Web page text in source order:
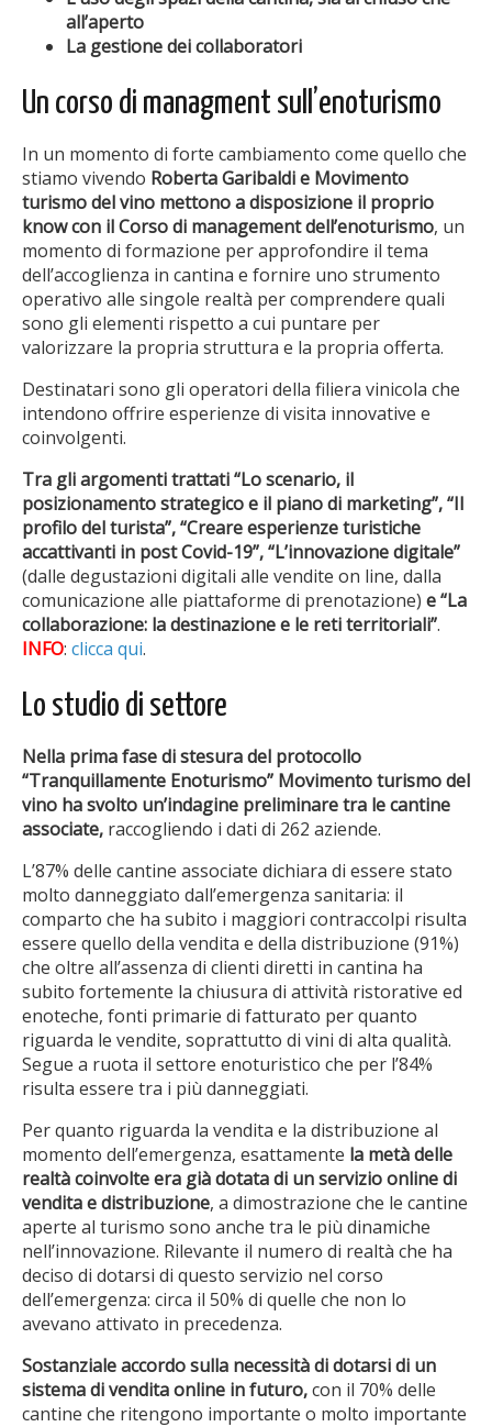
all’aperto
La gestione dei collaboratori
Un corso di managment sull’enoturismo
In un momento di forte cambiamento come quello che
stiamo vivendo Roberta Garibaldi e Movimento
turismo del vino mettono a disposizione il proprio
know con il Corso di management dell’enoturismo, un
momento di formazione per approfondire il tema
dell’accoglienza in cantina e fornire uno strumento
operativo alle singole realtà per comprendere quali
sono gli elementi rispetto a cui puntare per
valorizzare la propria struttura e la propria offerta.
Destinatari sono gli operatori della filiera vinicola che
intendono offrire esperienze di visita innovative e
coinvolgenti.
Tra gli argomenti trattati “Lo scenario, il
posizionamento strategico e il piano di marketing”, “Il
profilo del turista”, “Creare esperienze turistiche
accattivanti in post Covid-19”, “L’innovazione digitale”
(dalle degustazioni digitali alle vendite on line, dalla
comunicazione alle piattaforme di prenotazione) e “La
collaborazione: la destinazione e le reti territoriali”.
INFO: clicca qui.
Lo studio di settore
Nella prima fase di stesura del protocollo
“Tranquillamente Enoturismo” Movimento turismo del
vino ha svolto un’indagine preliminare tra le cantine
associate, raccogliendo i dati di 262 aziende.
L’87% delle cantine associate dichiara di essere stato
molto danneggiato dall’emergenza sanitaria: il
comparto che ha subito i maggiori contraccolpi risulta
essere quello della vendita e della distribuzione (91%)
che oltre all’assenza di clienti diretti in cantina ha
subito fortemente la chiusura di attività ristorative ed
enoteche, fonti primarie di fatturato per quanto
riguarda le vendite, soprattutto di vini di alta qualità.
Segue a ruota il settore enoturistico che per l’84%
risulta essere tra i più danneggiati.
Per quanto riguarda la vendita e la distribuzione al
momento dell’emergenza, esattamente la metà delle
realtà coinvolte era già dotata di un servizio online di
vendita e distribuzione, a dimostrazione che le cantine
aperte al turismo sono anche tra le più dinamiche
nell’innovazione. Rilevante il numero di realtà che ha
deciso di dotarsi di questo servizio nel corso
dell’emergenza: circa il 50% di quelle che non lo
avevano attivato in precedenza.
Sostanziale accordo sulla necessità di dotarsi di un
sistema di vendita online in futuro,con il 70% delle
cantine che ritengono importante o molto importante